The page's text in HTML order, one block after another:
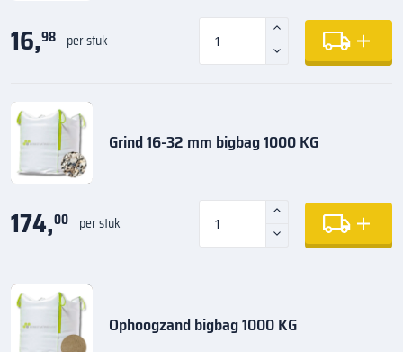
16,98 per stuk
Grind 16-32 mm bigbag 1000 KG
174,00 per stuk
Ophoogzand bigbag 1000 KG